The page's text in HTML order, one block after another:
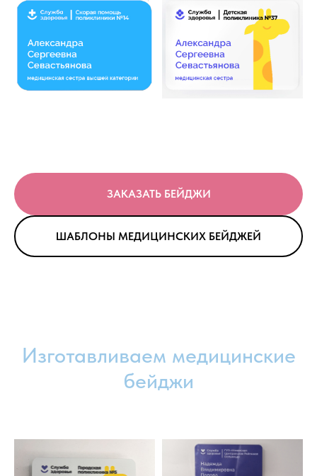
ЗАКАЗАТЬ БЕЙДЖИ
ШАБЛОНЫ МЕДИЦИНСКИХ БЕЙДЖЕЙ
Изготавливаем медицинские
бейджи